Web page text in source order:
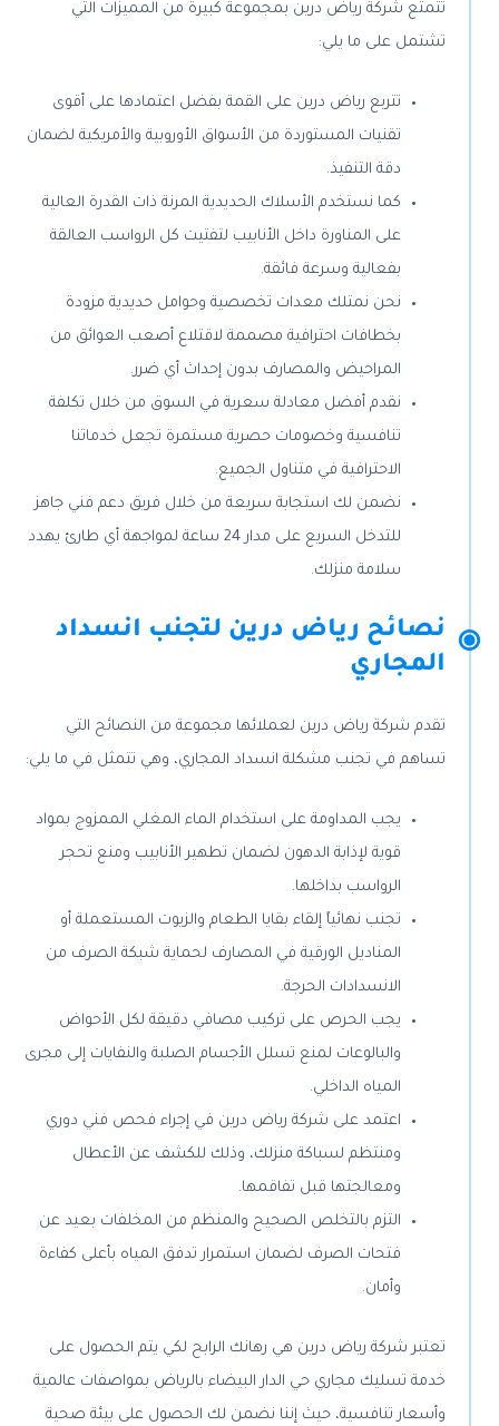
تتمتع شركة رياض درين بمجموعة كبيرة من المميزات التي
تشتمل على ما يلي:
تتربع رياض درين على القمة بفضل اعتمادها على أقوى
تقنيات المستوردة من الأسواق الأوروبية والأمريكية لضمان
دقة التنفيذ.
كما نستخدم الأسلاك الحديدية المرنة ذات القدرة العالية
على المناورة داخل الأنابيب لتفتيت كل الرواسب العالقة
بفعالية وسرعة فائقة.
نحن نمتلك معدات تخصصية وحوامل حديدية مزودة
بخطافات احترافية مصممة لاقتلاع أصعب العوائق من
المراحيض والمصارف بدون إحداث أي ضرر.
نقدم أفضل معادلة سعرية في السوق من خلال تكلفة
تنافسية وخصومات حصرية مستمرة تجعل خدماتنا
الاحترافية في متناول الجميع.
نضمن لك استجابة سريعة من خلال فريق دعم فني جاهز
للتدخل السريع على مدار 24 ساعة لمواجهة أي طارئ يهدد
سلامة منزلك.
نصائح رياض درين لتجنب انسداد
المجاري
تقدم شركة رياض درين لعملائها مجموعة من النصائح التي
تساهم في تجنب مشكلة انسداد المجاري، وهي تتمثل في ما يلي:
يجب المداومة على استخدام الماء المغلي الممزوج بمواد
قوية لإذابة الدهون لضمان تطهير الأنابيب ومنع تحجر
الرواسب بداخلها.
تجنب نهائياً إلقاء بقايا الطعام والزيوت المستعملة أو
المناديل الورقية في المصارف لحماية شبكة الصرف من
الانسدادات الحرجة.
يجب الحرص على تركيب مصافي دقيقة لكل الأحواض
والبالوعات لمنع تسلل الأجسام الصلبة والنفايات إلى مجرى
المياه الداخلي.
اعتمد على شركة رياض درين في إجراء فحص فني دوري
ومنتظم لسباكة منزلك، وذلك للكشف عن الأعطال
ومعالجتها قبل تفاقمها.
التزم بالتخلص الصحيح والمنظم من المخلفات بعيد عن
فتحات الصرف لضمان استمرار تدفق المياه بأعلى كفاءة
وأمان.
تعتبر شركة رياض درين هي رهانك الرابح لكي يتم الحصول على
خدمة تسليك مجاري حي الدار البيضاء بالرياض بمواصفات عالمية
وأسعار تنافسية، حيث إننا نضمن لك الحصول على بيئة صحية